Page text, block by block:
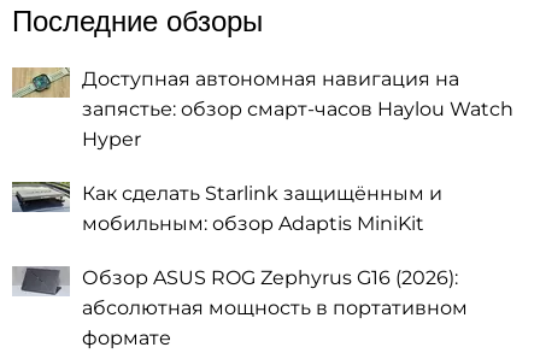
Последние обзоры
Доступная автономная навигация на
запястье: обзор смарт-часов Haylou Watch
Hyper
Как сделать Starlink защищённым и
мобильным: обзор Adaptis MiniKit
Обзор ASUS ROG Zephyrus G16 (2026):
абсолютная мощность в портативном
формате